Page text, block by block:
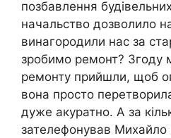
позбавлення
начальство дозволило
винагородили нас за
зробимо ремонт? Згоду
ремонту прийшли, щоб
вона просто
дуже акуратно. А за
зателефонував Михайло